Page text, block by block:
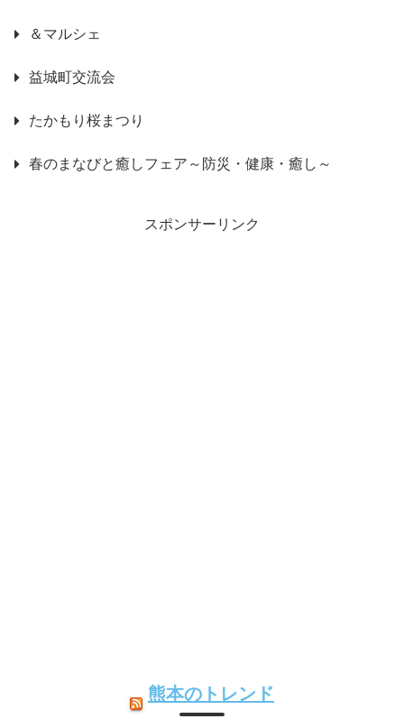
＆マルシェ
益城町交流会
たかもり桜まつり
春のまなびと癒しフェア～防災・健康・癒し～
スポンサーリンク
熊本のトレンド